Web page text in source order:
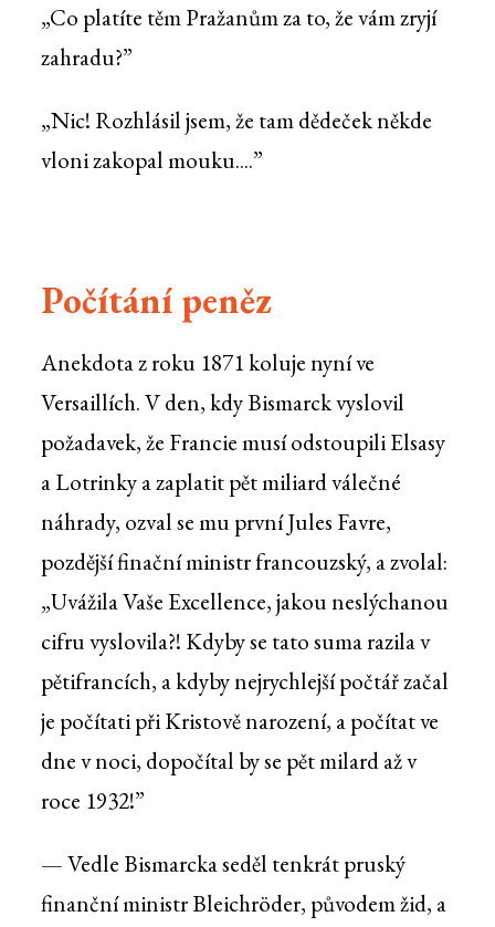
„Co platíte těm Pražanům za to, že vám zryjí
zahradu?”
„Nic! Rozhlásil jsem, že tam dědeček někde
vloni zakopal mouku....”
Počítání peněz
Anekdota z roku 1871 koluje nyní ve
Versaillích. V den, kdy Bismarck vyslovil
požadavek, že Francie musí odstoupili Elsasy
a Lotrinky a zaplatit pět miliard válečné
náhrady, ozval se mu první Jules Favre,
pozdější finační ministr francouzský, a zvolal:
„Uvážila Vaše Excellence, jakou neslýchanou
cifru vyslovila?! Kdyby se tato suma razila v
pětifrancích, a kdyby nejrychlejší počtář začal
je počítati při Kristově narození, a počítat ve
dne v noci, dopočítal by se pět milard až v
roce 1932!”
— Vedle Bismarcka seděl tenkrát pruský
finanční ministr Bleichröder, původem žid, a